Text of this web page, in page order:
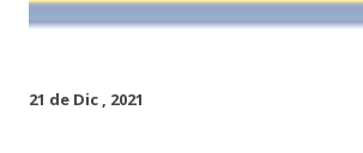
21 de Dic , 2021